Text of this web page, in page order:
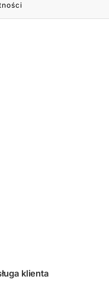
klienta